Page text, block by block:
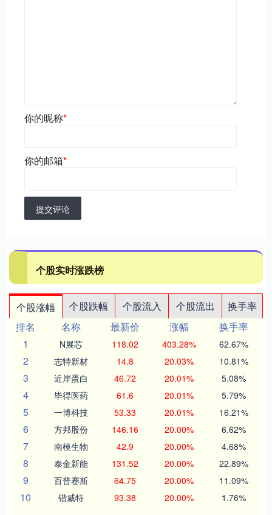
你的昵称*
你的邮箱*
提交评论
个股实时涨跌榜
个股涨幅 个股跌幅 个股流入 个股流出
换手率
排名
名称 最新价 涨幅
换手率
1
N展芯 118.02 403.28% 62.67%
2 志特新材 14.8 20.03% 10.81%
3 近岸蛋白 46.72 20.01% 5.08%
4 毕得医药 61.6 20.01% 5.79%
5 一博科技 53.33 20.01% 16.21%
6 方邦股份 146.16 20.00% 6.62%
7 南模生物 42.9 20.00% 4.68%
8 泰金新能 131.52 20.00% 22.89%
9 百普赛斯 64.75 20.00% 11.09%
10 锴威特 93.38 20.00% 1.76%